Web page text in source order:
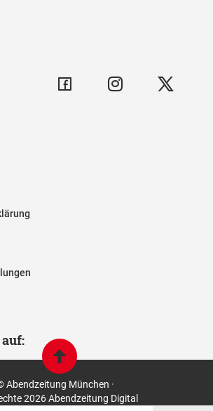
Abendzeitung München ·
2026 Abendzeitung Digital